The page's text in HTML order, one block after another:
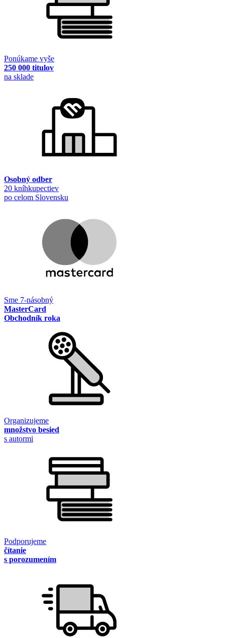
Ponúkame vyše
250 000 titulov
na sklade
Osobný odber
20 kníhkupectiev
po celom Slovensku
Sme 7-násobný
MasterCard
Obchodník roka
Organizujeme
množstvo besied
s autormi
Podporujeme
čítanie
s porozumením